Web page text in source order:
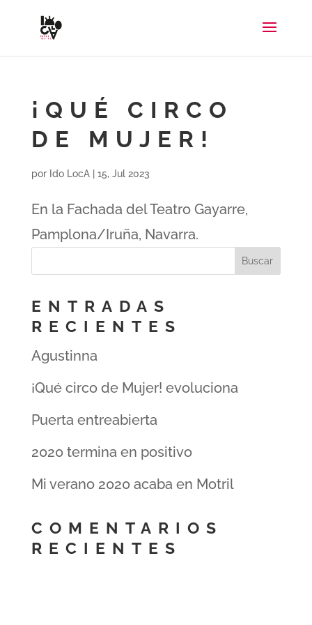
¡QUÉ CIRCO
DE MUJER!
por Ido LocA| 15, Jul 2023
En la Fachada del Teatro Gayarre,
Pamplona/Iruña, Navarra.
ENTRADAS
RECIENTES
Agustinna
¡Qué circo de Mujer! evoluciona
Puerta entreabierta
2020 termina en positivo
Mi verano 2020 acaba en Motril
COMENTARIOS
RECIENTES